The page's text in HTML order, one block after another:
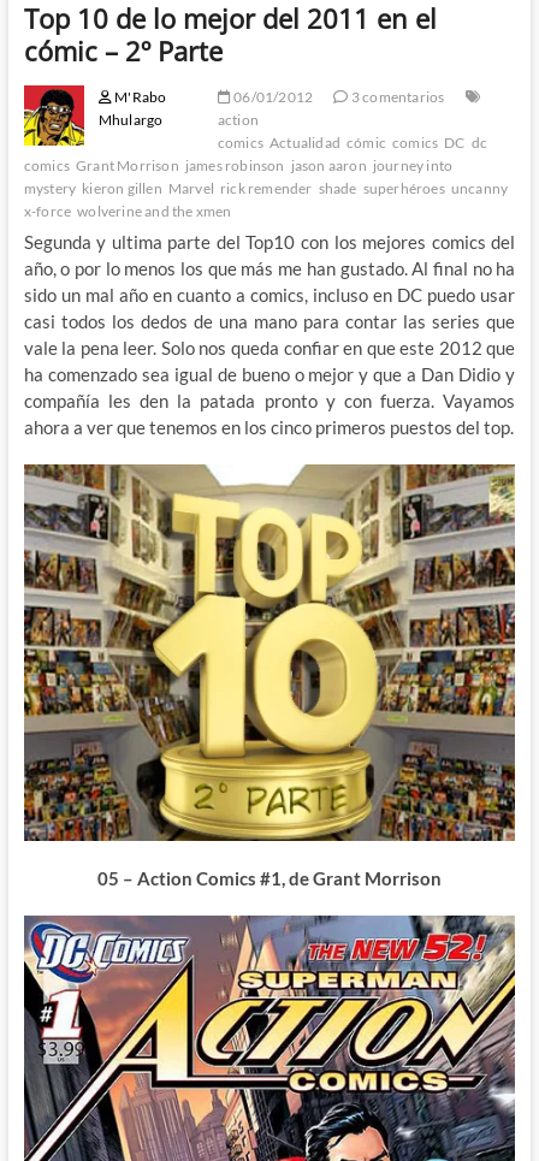
Top 10 de lo mejor del 2011 en el
cómic – 2º Parte
M'Rabo
Mhulargo
06/01/2012
3 comentarios
action
comics Actualidad cómic comics DC dc
comics Grant Morrison james robinson jason aaron journey into
mystery kieron gillen Marvel rick remender shade superhéroes uncanny
x-force wolverine and the xmen
Segunda y ultima parte del Top10 con los mejores comics del
año, o por lo menos los que más me han gustado. Al final no ha
sido un mal año en cuanto a comics, incluso en DC puedo usar
casi todos los dedos de una mano para contar las series que
vale la pena leer. Solo nos queda confiar en que este 2012 que
ha comenzado sea igual de bueno o mejor y que a Dan Didio y
compañía les den la patada pronto y con fuerza. Vayamos
ahora a ver que tenemos en los cinco primeros puestos del top.
05 – Action Comics #1, de Grant Morrison